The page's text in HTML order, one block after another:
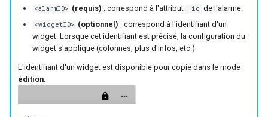
<alarmID> (requis) : correspond à l'attribut _id de l'alarme.
<widgetID> (optionnel) : correspond à l'identifiant d'un
widget. Lorsque cet identifiant est précisé, la configuration du
widget s'applique (colonnes, plus d'infos, etc.)
L'identifiant d'un widget est disponible pour copie dans le mode
édition.